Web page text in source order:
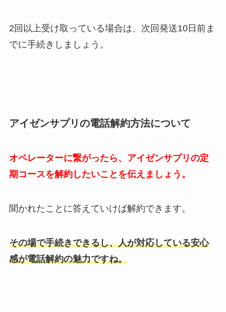
2回以上受け取っている場合は、次回発送10日前ま
でに手続きしましょう。
アイゼンサプリの電話解約方法について
オペレーターに繋がったら、アイゼンサプリの定
期コースを解約したいことを伝えましょう。
聞かれたことに答えていけば解約できます。
その場で手続きできるし、人が対応している安心
感が電話解約の魅力ですね。